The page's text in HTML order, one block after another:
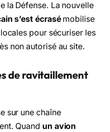
la Défense. La nouvelle
s’est écrasémobilise
pour sécuriser les
non autorisé au site.
de ravitaillement
sur une chaîne
Quand un avion